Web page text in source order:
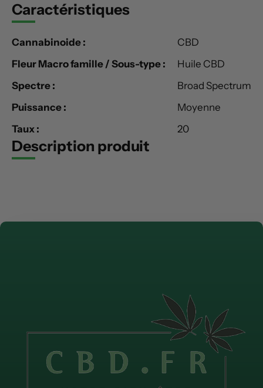
Caractéristiques
Cannabinoide :
CBD
Fleur Macro famille / Sous-type :
Huile CBD
Spectre :
Broad Spectrum
Puissance :
Moyenne
Taux :
20
Description produit